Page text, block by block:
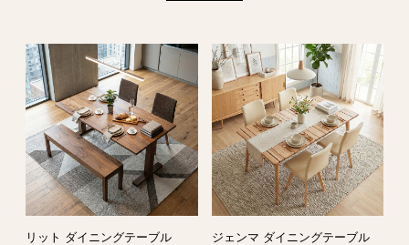
リット ダイニングテーブル ジェンマ ダイニングテーブル